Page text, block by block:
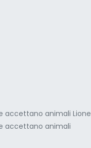
accettano animali Lione
accettano animali